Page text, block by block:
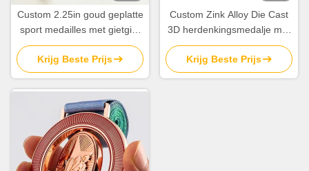
Custom 2.25in goud geplatte
sport medailles met gietgiet
3D ontwerp in zink legering
Krijg Beste Prijs
Custom Zink Alloy Die Cast
3D herdenkingsmedalje met
Custom Logo voor prijzen en
souvenirs
Krijg Beste Prijs